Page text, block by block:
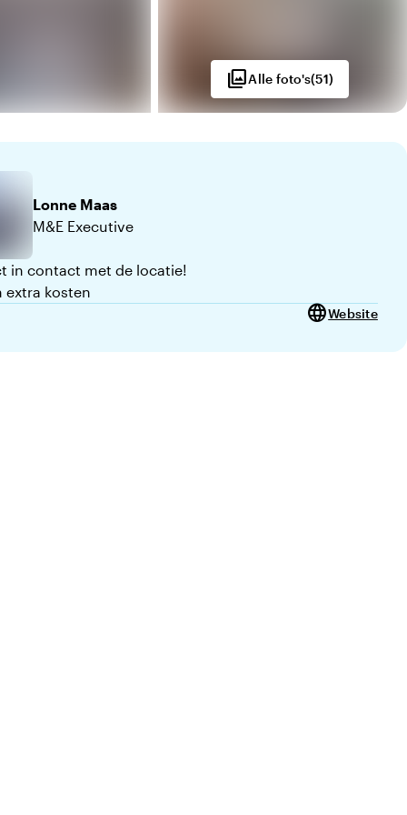
photo_libraryAlle foto's(51)
Lonne Maas
M&E Executive
in contact met de locatie!
extra kosten
languageWebsite